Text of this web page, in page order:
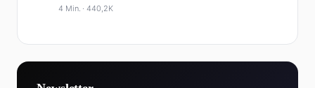
4 Min. ·440,2K